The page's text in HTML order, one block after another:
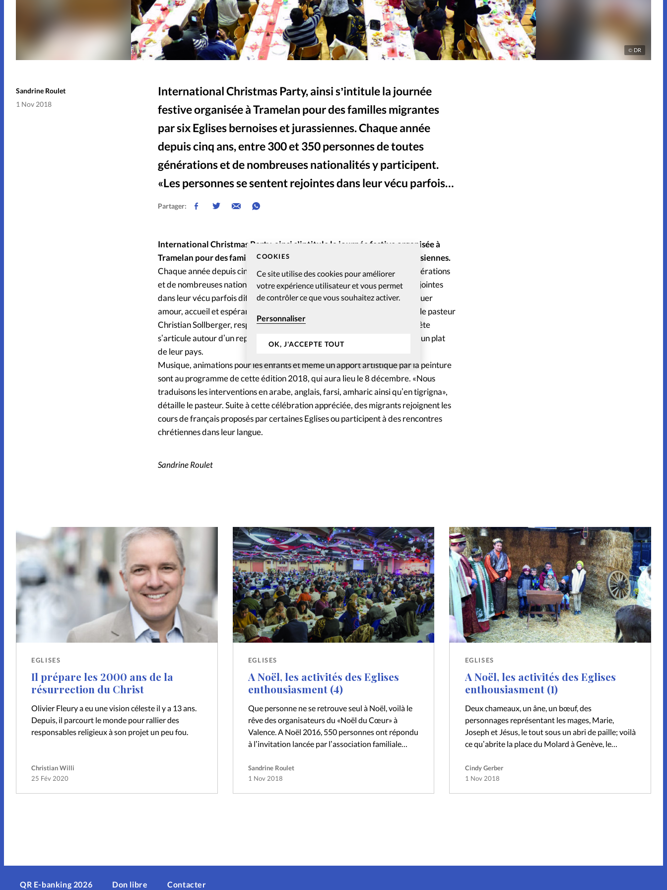
COOKIES
Ce site utilise des cookies pour améliorer
votre expérience utilisateur et vous permet
de contrôler ce que vous souhaitez activer.
Personnaliser
OK, J'ACCEPTE TOUT
© DR
International Christmas Party, ainsi sʼintitule la journée
festive organisée à Tramelan pour des familles migrantes
par six Eglises bernoises et jurassiennes. Chaque année
depuis cinq ans, entre 300 et 350 personnes de toutes
générations et de nombreuses nationalités y participent.
«Les personnes se sentent rejointes dans leur vécu parfois…
Sandrine Roulet
1 Nov 2018
Partager:
International Christmas Party, ainsi sʼintitule la journée festive organisée à
Tramelan pour des familles migrantes par six Eglises bernoises et jurassiennes.
Chaque année depuis cinq ans, entre 300 et 350 personnes de toutes générations
et de nombreuses nationalités y participent. «Les personnes se sentent rejointes
dans leur vécu parfois difficile de fin dʼannée. Nous souhaitons communiquer
amour, accueil et espérance dans le Messie à toutes les nations», souligne le pasteur
Christian Sollberger, responsable de lʼune des Eglises organisatrices. La fête
sʼarticule autour dʼun repas, auquel peuvent contribuer les convives avec un plat
de leur pays.
Musique, animations pour les enfants et même un apport artistique par la peinture
sont au programme de cette édition 2018, qui aura lieu le 8 décembre. «Nous
traduisons les interventions en arabe, anglais, farsi, amharic ainsi quʼen tigrigna»,
détaille le pasteur. Suite à cette célébration appréciée, des migrants rejoignent les
cours de français proposés par certaines Eglises ou participent à des rencontres
chrétiennes dans leur langue.
Sandrine Roulet
EGLISES
Il prépare les 2000 ans de la
résurrection du Christ
Olivier Fleury a eu une vision céleste il y a 13 ans.
Depuis, il parcourt le monde pour rallier des
responsables religieux à son projet un peu fou.
Christian Willi
25 Fév 2020
EGLISES
A Noël, les activités des Eglises
enthousiasment (4)
Que personne ne se retrouve seul à Noël, voilà le
rêve des organisateurs du «Noël du Cœur» à
Valence. A Noël 2016, 550 personnes ont répondu
à lʼinvitation lancée par lʼassociation familiale
Sandrine Roulet
1 Nov 2018
EGLISES
A Noël, les activités des Eglises
enthousiasment (1)
Deux chameaux, un âne, un bœuf, des
personnages représentant les mages, Marie,
Joseph et Jésus, le tout sous un abri de paille; voilà
ce quʼabrite la place du Molard à Genève, le
Cindy Gerber
1 Nov 2018
QR E-banking 2026 Don libre Contacter